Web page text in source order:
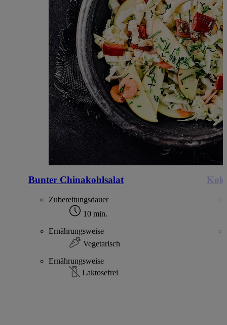
Bunter Chinakohlsalat
Zubereitungsdauer
10 min.
Ernährungsweise
Vegetarisch
Ernährungsweise
Laktosefrei